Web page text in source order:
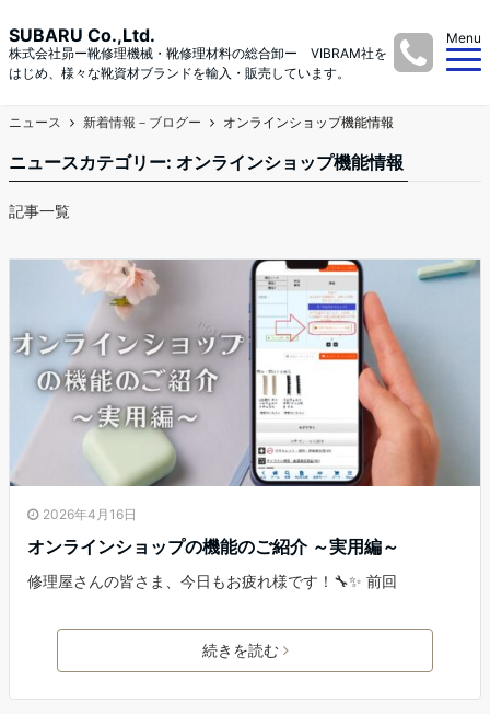
SUBARU Co.,Ltd.
株式会社昴ー靴修理機械・靴修理材料の総合卸ー VIBRAM社を
はじめ、様々な靴資材ブランドを輸入・販売しています。
Menu
ニュース 新着情報－ブログー オンラインショップ機能情報
ニュースカテゴリー: オンラインショップ機能情報
記事一覧
2026年4月16日
オンラインショップの機能のご紹介 ～実用編～
修理屋さんの皆さま、今日もお疲れ様です！🔧✨ 前回
続きを読む